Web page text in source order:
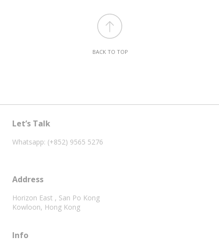
BACK TO TOP
Let’s Talk
Whatsapp: (+852) 9565 5276
Address
Horizon East , San Po Kong
Kowloon, Hong Kong
Info